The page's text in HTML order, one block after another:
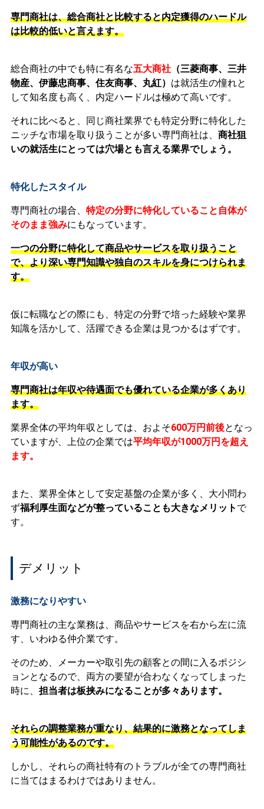
専門商社は、総合商社と比較すると内定獲得のハードル
は比較的低いと言えます。
総合商社の中でも特に有名な五大商社（三菱商事、三井
物産、伊藤忠商事、住友商事、丸紅） は就活生の憧れと
して知名度も高く、内定ハードルは極めて高いです。
それに比べると、同じ商社業界でも特定分野に特化した
ニッチな市場を取り扱うことが多い専門商社は、 商社狙
いの就活生にとっては穴場とも言える業界でしょう。
特化したスタイル
専門商社の場合、 特定の分野に特化していること自体が
そのまま強みにもなっています。
一つの分野に特化して商品やサービスを取り扱うこと
で、より深い専門知識や独自のスキルを身につけられま
す。
仮に転職などの際にも、特定の分野で培った経験や業界
知識を活かして、活躍できる企業は見つかるはずです。
年収が高い
専門商社は年収や待遇面でも優れている企業が多くあり
ます。
業界全体の平均年収としては、およそ600万円前後となっ
ていますが、上位の企業では平均年収が1000万円を超え
ます。
また、業界全体として安定基盤の企業が多く、大小問わ
ず福利厚生面などが整っていることも大きなメリット で
す。
デメリット
激務になりやすい
専門商社の主な業務は、商品やサービスを右から左に流
す、いわゆる仲介業です。
そのため、メーカーや取引先の顧客との間に入るポジシ
ョンとなるので、両方の要望が合わなくなってしまった
時に、 担当者は板挟みになることが多々あります。
それらの調整業務が重なり、結果的に激務となってしま
う可能性があるのです。
しかし、それらの商社特有のトラブルが全ての専門商社
に当てはまるわけではありません。